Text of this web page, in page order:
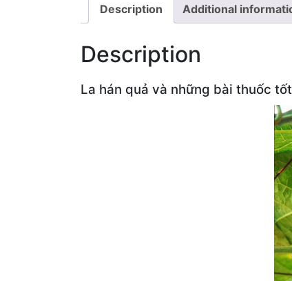
Description Additional
Description
La hán quả và những bài thuốc